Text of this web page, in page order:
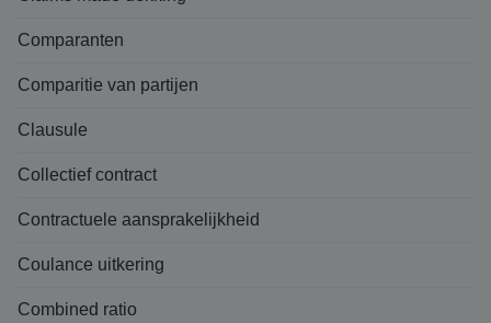
Comparanten
Comparitie van partijen
Clausule
Collectief contract
Contractuele aansprakelijkheid
Coulance uitkering
Combined ratio